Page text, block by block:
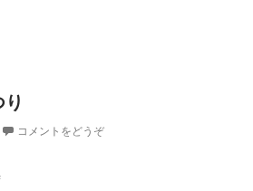
コメントをどうぞ